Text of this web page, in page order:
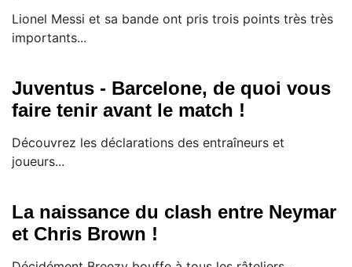
Lionel Messi et sa bande ont pris trois points très très
importants...
Juventus - Barcelone, de quoi vous
faire tenir avant le match !
Découvrez les déclarations des entraîneurs et
joueurs...
La naissance du clash entre Neymar
et Chris Brown !